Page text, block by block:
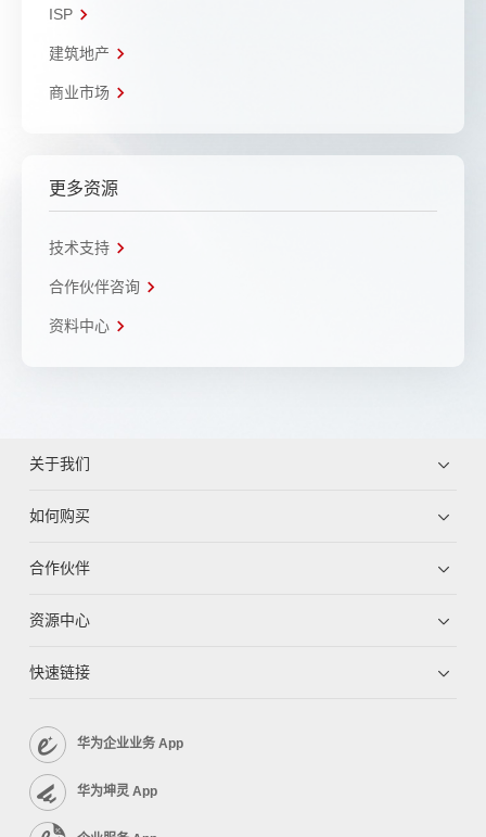
ISP
建筑地产
商业市场
更多资源
技术支持
合作伙伴咨询
资料中心
关于我们
如何购买
合作伙伴
资源中心
快速链接
华为企业业务 App
华为坤灵 App